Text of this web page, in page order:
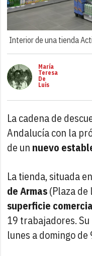
Interior de una tienda
María
Teresa
De
Luis
La cadena de
Andalucía con la
de un nuevo
La tienda, situada
de Armas(Plaza de
superficie
19 trabajadores.
lunes a domingo